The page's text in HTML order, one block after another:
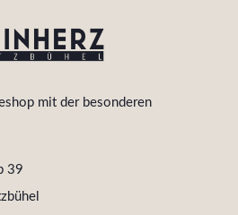
mit der besonderen
39